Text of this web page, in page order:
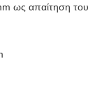
ως απαίτηση του